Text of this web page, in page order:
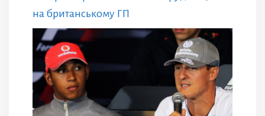
на британському ГП